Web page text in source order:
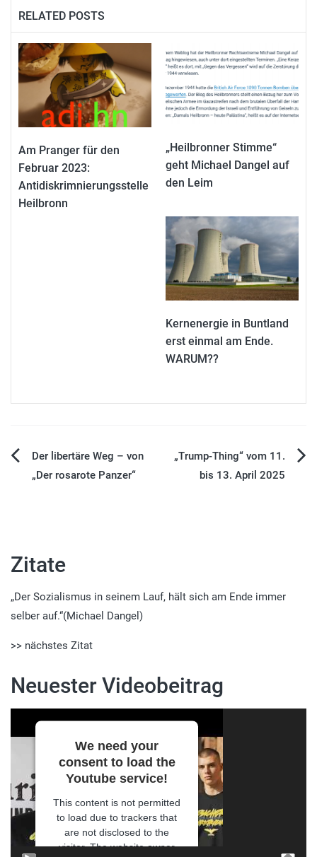
RELATED POSTS
Am Pranger für den
Februar 2023:
Antidiskrimnierungsstelle
Heilbronn
„Heilbronner Stimme“
geht Michael Dangel auf
den Leim
Kernenergie in Buntland
erst einmal am Ende.
WARUM??
Beitragsnavigation
Der libertäre Weg – von
„Der rosarote Panzer“
„Trump-Thing“ vom 11.
bis 13. April 2025
Zitate
„Der Sozialismus in seinem Lauf, hält sich am Ende immer
selber auf.“(Michael Dangel)
>> nächstes Zitat
Neuester Videobeitrag
Player
We need your
consent to load the
Youtube service!
This content is not permitted
to load due to trackers that
are not disclosed to the
visitor. The website owner